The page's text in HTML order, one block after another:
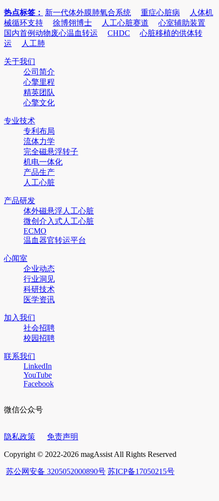
热点标签： 新一代体外膜肺氧合系统 重症心脏病
人体机
械循环支持
徐博翎博士 人工心脏赛道
心室辅助装置
国内首例动物废心温血转运
CHDC
心脏移植的供体转
运
人工肺
关于我们
公司简介
心擎里程
精英团队
心擎文化
专业技术
专利布局
流体力学
完全磁悬浮转子
机电一体化
产品生产
人工心脏
产品研发
体外磁悬浮人工心脏
微创介入式人工心脏
ECMO
温血器官转运平台
心闻室
企业动态
行业洞见
科研技术
医学资讯
加入我们
社会招聘
校园招聘
联系我们
LinkedIn
YouTube
Facebook
微信公众号
隐私政策 免责声明
Copyright © 2022-2026 magAssist All Rights Reserved
苏公网安备 3205052000890号 苏ICP备17050215号